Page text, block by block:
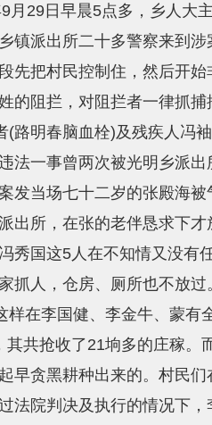
月29日早晨5点多，乡人大
镇派出所二十多警察来到
先把村民控制住，然后开
的阻拦，对阻拦者一律抓
(路明春脑血栓)及残疾人冯
法一事曾两次被光明乡派
发当场七十二岁的张殿海
出所，在张的老伴恳求下
秀国这5人在不知情又没有
抓人，仓房、厕所也不放
样在李国健、李金牛、蒙有
其共抢收了21垧多的庄稼。
早贪黑耕种出来的。村民
法院判决及执行的情况下